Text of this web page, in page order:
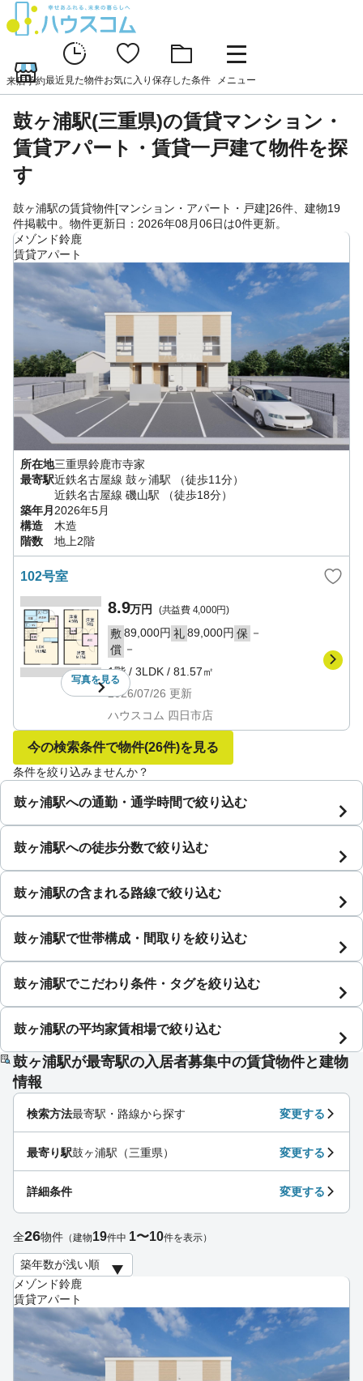
来店予約最近見た物件お気に入り 保存した条件 メニュー
鼓ヶ浦駅(三重県)の賃貸マンション・
賃貸アパート・賃貸一戸建て物件を探
す
鼓ヶ浦駅の賃貸物件[マンション・アパート・戸建]26件、建物19
件掲載中。物件更新日：2026年08月06日は0件更新。
メゾンド鈴鹿
賃貸アパート
所在地三重県鈴鹿市寺家
最寄駅近鉄名古屋線 鼓ヶ浦駅
（徒歩11分）
近鉄名古屋線 磯山駅
（徒歩18分）
築年月 2026年5月
構造
木造
階数
地上2階
102号室
写真を見る
8.9万円 (共益費 4,000円)
敷89,000円 礼89,000円 保 －
償 －
1階/ 3LDK / 81.57㎡
2026/07/26 更新
ハウスコム 四日市店
今の検索条件で物件(26件)を見る
条件を絞り込みませんか？
鼓ヶ浦駅への通勤・通学時間で絞り込む
鼓ヶ浦駅への徒歩分数で絞り込む
鼓ヶ浦駅の含まれる路線で絞り込む
鼓ヶ浦駅で世帯構成・間取りを絞り込む
鼓ヶ浦駅でこだわり条件・タグを絞り込む
鼓ヶ浦駅の平均家賃相場で絞り込む
鼓ヶ浦駅が最寄駅の入居者募集中の賃貸物件と建物
情報
メゾンド鈴鹿
賃貸アパート
検索方法最寄駅・路線から探す 変更する
最寄り駅鼓ヶ浦駅（三重県） 変更する
詳細条件 変更する
全26物件 （建物19件中 1〜10件を表示）